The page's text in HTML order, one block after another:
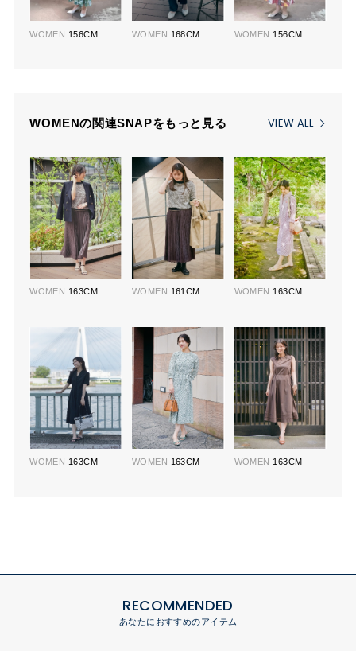
WOMEN 156CM WOMEN 168CM WOMEN 156CM
WOMENの関連SNAPをもっと見る VIEW ALL
WOMEN 163CM WOMEN 161CM WOMEN 163CM
WOMEN 163CM WOMEN 163CM WOMEN 163CM
RECOMMENDED
あなたにおすすめのアイテム